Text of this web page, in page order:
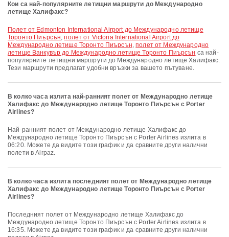
Кои са най-популярните летищни маршрути до Международно
летище Халифакс?
полет от Edmonton International Airport до Международно летище
Торонто Пиърсън,полет от Victoria International Airport до
Международно летище Торонто Пиърсън,полет от Международно
летище Ванкувър до Международно летище Торонто Пиърсън са най-
популярните летищни маршрути до Международно летище Халифакс.
Тези маршрути предлагат удобни връзки за вашето пътуване.
В колко часа излита най-ранният полет от Международно летище
Халифакс до Международно летище Торонто Пиърсън с Porter
Airlines?
Най-ранният полет от Международно летище Халифакс до
Международно летище Торонто Пиърсън с Porter Airlines излита в
06:20. Можете да видите този график и да сравните други налични
полети в Airpaz.
В колко часа излита последният полет от Международно летище
Халифакс до Международно летище Торонто Пиърсън с Porter
Airlines?
Последният полет от Международно летище Халифакс до
Международно летище Торонто Пиърсън с Porter Airlines излита в
16:35. Можете да видите този график и да сравните други налични